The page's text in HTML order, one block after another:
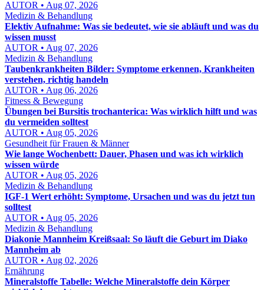
AUTOR • Aug 07, 2026
Medizin & Behandlung
Elektiv Aufnahme: Was sie bedeutet, wie sie abläuft und was du
wissen musst
AUTOR • Aug 07, 2026
Medizin & Behandlung
Taubenkrankheiten Bilder: Symptome erkennen, Krankheiten
verstehen, richtig handeln
AUTOR • Aug 06, 2026
Fitness & Bewegung
Übungen bei Bursitis trochanterica: Was wirklich hilft und was
du vermeiden solltest
AUTOR • Aug 05, 2026
Gesundheit für Frauen & Männer
Wie lange Wochenbett: Dauer, Phasen und was ich wirklich
wissen würde
AUTOR • Aug 05, 2026
Medizin & Behandlung
IGF-1 Wert erhöht: Symptome, Ursachen und was du jetzt tun
solltest
AUTOR • Aug 05, 2026
Medizin & Behandlung
Diakonie Mannheim Kreißsaal: So läuft die Geburt im Diako
Mannheim ab
AUTOR • Aug 02, 2026
Ernährung
Mineralstoffe Tabelle: Welche Mineralstoffe dein Körper